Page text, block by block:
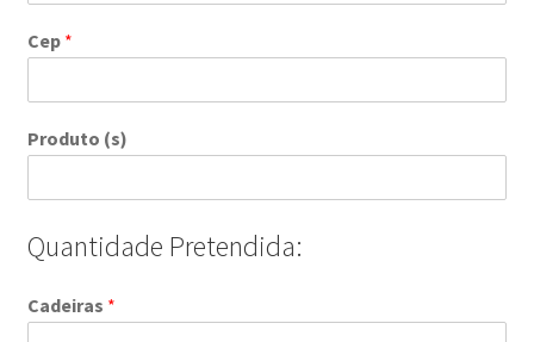
Cep *
Produto (s)
Quantidade Pretendida:
Cadeiras *